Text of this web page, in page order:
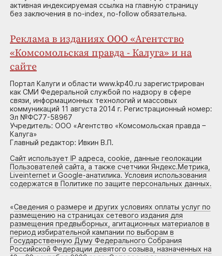
активная индексируемая ссылка на главную страницу
без заключения в no-index, no-follow обязательна.
Реклама в изданиях ООО «Агентство
«Комсомольская правда - Калуга» и на
сайте
Портал Калуги и области www.kp40.ru зарегистрирован
как СМИ Федеральной службой по надзору в сфере
связи, информационных технологий и массовых
коммуникаций 11 августа 2014 г. Регистрационный номер:
Эл №ФС77-58967
Учредитель: ООО «Агентство «Комсомольская правда –
Калуга»
Главный редактор: Ивкин В.П.
Сайт использует IP адреса, cookie, данные геолокации
Пользователей сайта, а также счетчики Яндекс.Метрика,
Liveinternet и Google-анатилика. Условия использования
содержатся в Политике по защите персональных данных.
«Сведения о размере и других условиях оплаты услуг по
размещению на страницах сетевого издания для
размещения предвыборных, агитационных материалов в
период избирательной кампании по выборам в
Государственную Думу Федерального Собрания
Российской Федерации девятого созыва, назначенных на